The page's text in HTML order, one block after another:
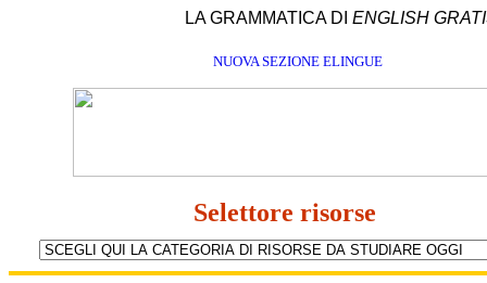
LA GRAMMATICA DI ENGLISH
NUOVA SEZIONE ELINGUE
Selettore risorse